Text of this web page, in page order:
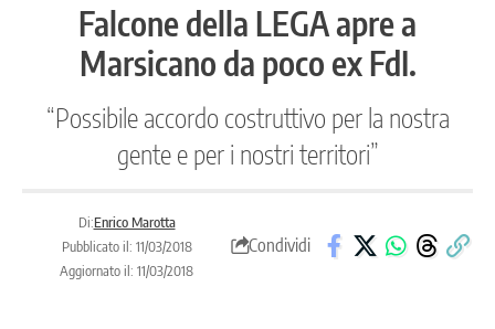
Falcone della LEGA apre a
Marsicano da poco ex FdI.
“Possibile accordo costruttivo per la nostra
gente e per i nostri territori”
Di:Enrico Marotta
Pubblicato il: 11/03/2018
Aggiornato il: 11/03/2018
Condividi